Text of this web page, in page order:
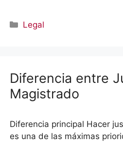
Categorías
Legal
Diferencia entre
Magistrado
Diferencia principal Hacer
es una de las máximas